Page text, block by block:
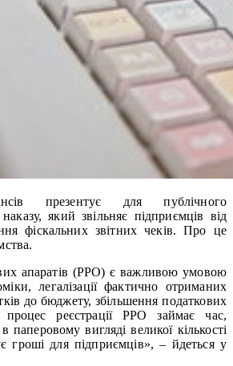
презентує для публічного
який звільняє підприємців від
фіскальних звітних чеків. Про це
апаратів (РРО) є важливою умовою
легалізації фактично отриманих
до бюджету, збільшення податкових
процес реєстрації РРО займає час,
паперовому вигляді великої кількості
гроші для підприємців», – йдеться у